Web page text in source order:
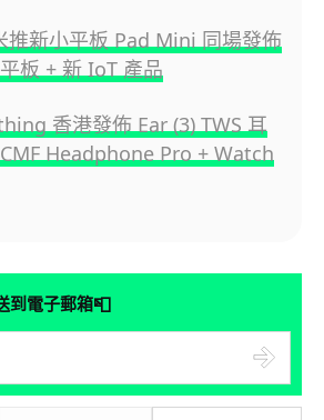
推新小平板 Pad Mini 同場發佈
板 + 新 IoT 產品
香港發佈 Ear (3) TWS 耳
Headphone Pro + Watch
到電子郵箱📮